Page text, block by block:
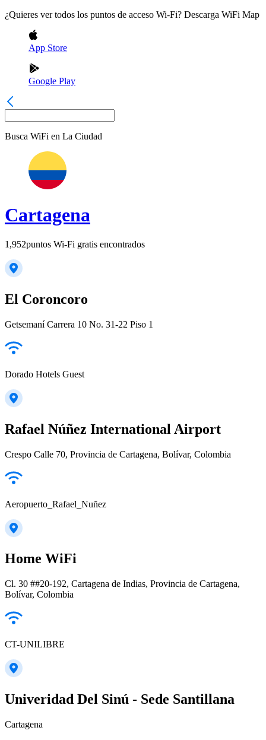
¿Quieres ver todos los puntos de acceso Wi-Fi? Descarga WiFi Map
App Store
Google Play
Busca WiFi en La Ciudad
Cartagena
1,952puntos Wi-Fi gratis encontrados
El Coroncoro
Getsemaní Carrera 10 No. 31-22 Piso 1
Dorado Hotels Guest
Rafael Núñez International Airport
Crespo Calle 70, Provincia de Cartagena, Bolívar, Colombia
Aeropuerto_Rafael_Nuñez
Home WiFi
Cl. 30 ##20-192, Cartagena de Indias, Provincia de Cartagena,
Bolívar, Colombia
CT-UNILIBRE
Univeridad Del Sinú - Sede Santillana
Cartagena